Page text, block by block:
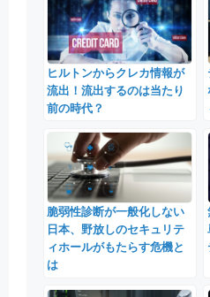
ヒルトンからクレカ情報が
流出！流出するのは当たり
前の時代？
脆弱性診断が一般化しない
日本、野放しのセキュリテ
ィホールがもたらす危機と
は